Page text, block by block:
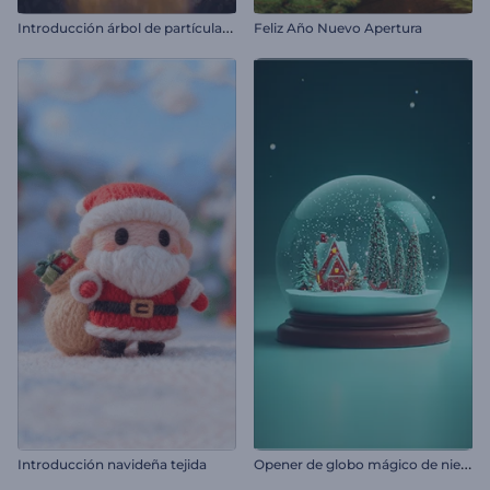
I
ntroducción árbol de partículas brillantes Feliz Año Nuevo Apertura
Introducción navideña tejida O
pener de globo mágico de nieve de navidad